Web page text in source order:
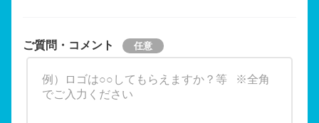
ご質問・コメント